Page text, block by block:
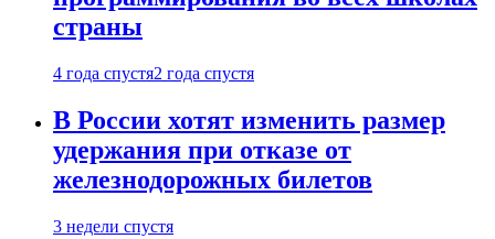
страны
4 года спустя2 года спустя
В России хотят изменить размер
удержания при отказе от
железнодорожных билетов
3 недели спустя